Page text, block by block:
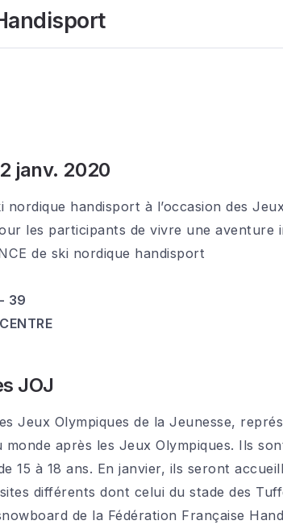
janv. 2020
nordique handisport à l’occasion des
les participants de vivre une aventure
de ski nordique handisport
39
JOJ
Jeux Olympiques de la Jeunesse,
monde après les Jeux Olympiques. Ils
15 à 18 ans. En janvier, ils seront
différents dont celui du stade des
de la Fédération Française